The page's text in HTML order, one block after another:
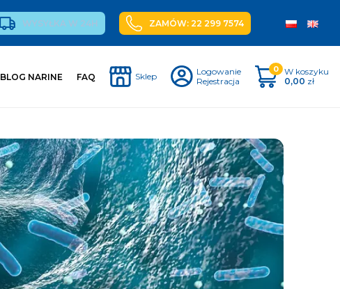
WYSYŁKA W 24H ZAMÓW: 22 299 7574
BLOG NARINE FAQ Sklep
Logowanie
Rejestracja
0 W koszyku
0,00 zł